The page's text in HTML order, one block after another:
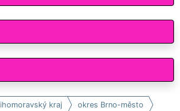
kraj okres Brno-město